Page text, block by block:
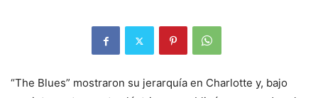
“The Blues” mostraron su jerarquía en Charlotte y, bajo